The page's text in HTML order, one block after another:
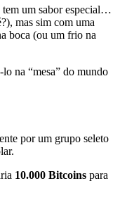
tem um sabor especial…
mas sim com uma
boca (ou um frio na
na “mesa” do mundo
por um grupo seleto
10.000 Bitcoins para